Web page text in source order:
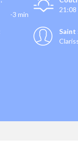
-3 min
21:08
Saint